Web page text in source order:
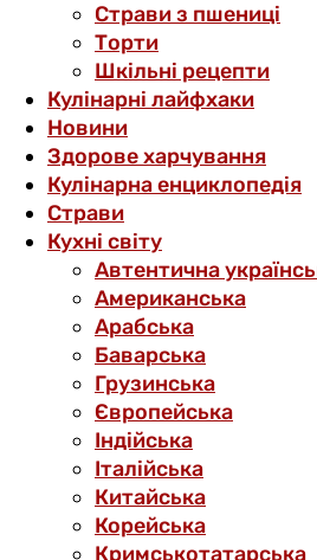
Страви з пшениці
Торти
Шкільні рецепти
Кулінарні лайфхаки
Новини
Здорове харчування
Кулінарна енциклопедія
Страви
Кухні світу
Автентична
Американська
Арабська
Баварська
Грузинська
Європейська
Індійська
Італійська
Китайська
Корейська
Кримськотатарська